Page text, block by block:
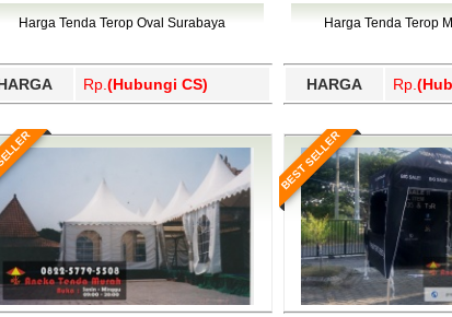
Wonogiri, Wonosobo, Yahukimo, Yalimo, Yogyakarta.
Harga Tenda Terop Oval Surabaya
Rp. (Hubungi CS)
Harga Tenda Terop
HARGA Rp.
BEST SELLER